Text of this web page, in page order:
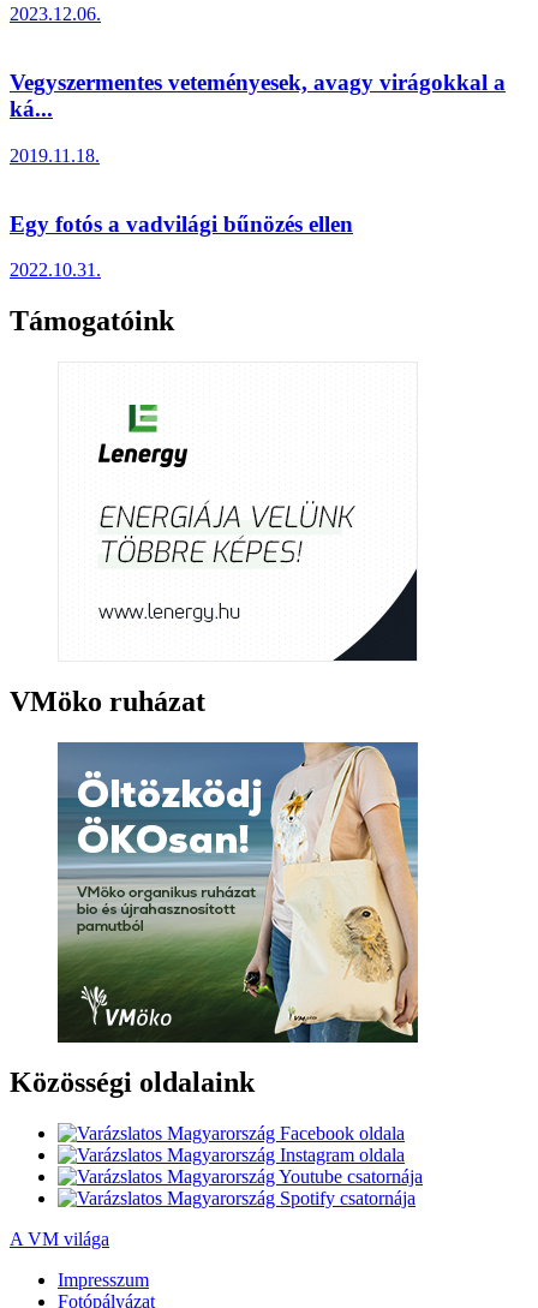
2023.12.06.
Vegyszermentes veteményesek, avagy virágokkal a
ká...
2019.11.18.
Egy fotós a vadvilági bűnözés ellen
2022.10.31.
Támogatóink
VMöko ruházat
Közösségi oldalaink
A VM világa
Impresszum
Fotópályázat